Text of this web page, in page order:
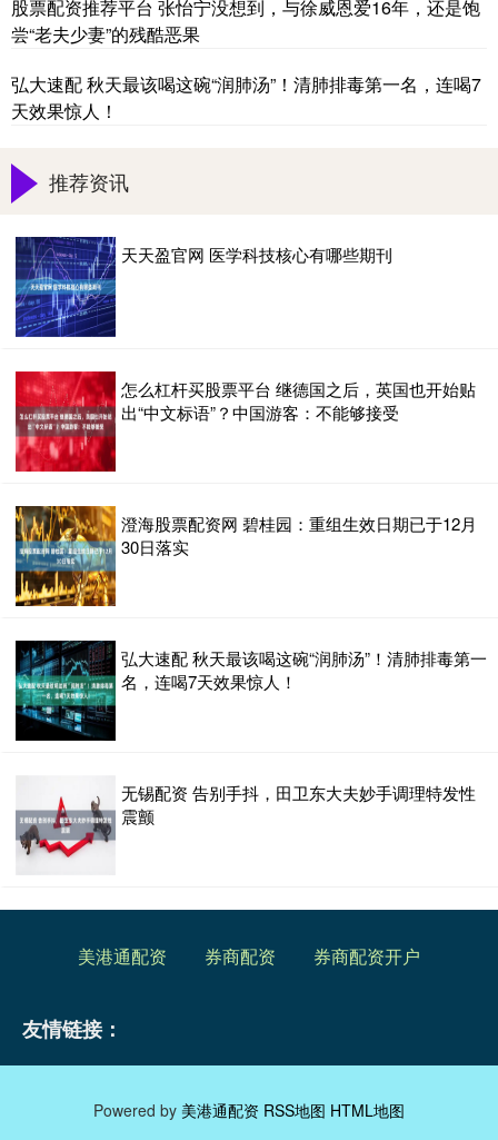
股票配资推荐平台 张怡宁没想到，与徐威恩爱16年，还是饱
尝“老夫少妻”的残酷恶果
弘大速配 秋天最该喝这碗“润肺汤”！清肺排毒第一名，连喝7
天效果惊人！
推荐资讯
天天盈官网 医学科技核心有哪些期刊
怎么杠杆买股票平台 继德国之后，英国也开始贴
出“中文标语”？中国游客：不能够接受
澄海股票配资网 碧桂园：重组生效日期已于12月
30日落实
弘大速配 秋天最该喝这碗“润肺汤”！清肺排毒第一
名，连喝7天效果惊人！
无锡配资 告别手抖，田卫东大夫妙手调理特发性
震颤
美港通配资 券商配资 券商配资开户
友情链接：
Powered by 美港通配资 RSS地图 HTML地图